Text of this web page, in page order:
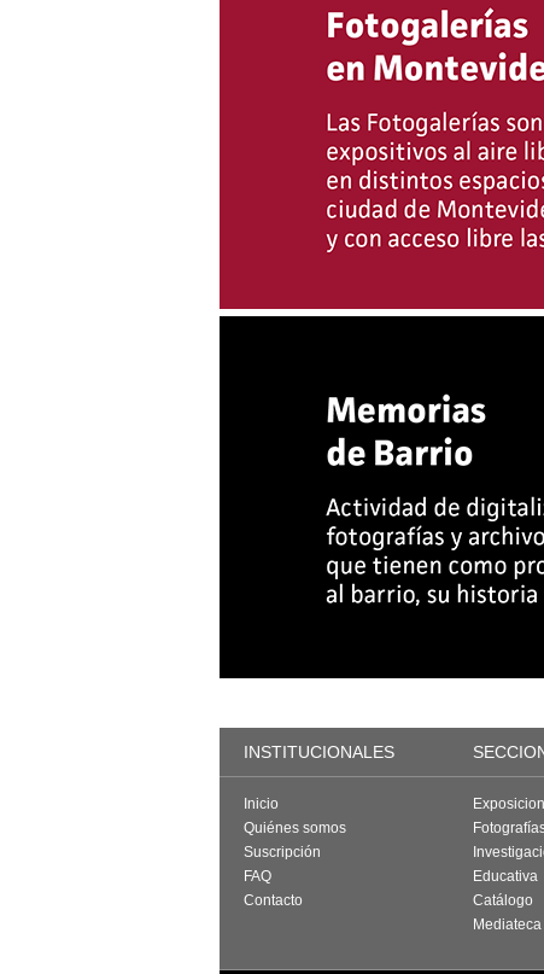
INSTITUCIONALES
Inicio
Quiénes somos
Suscripción
FAQ
Contacto
Educativa
Catálogo
Mediateca